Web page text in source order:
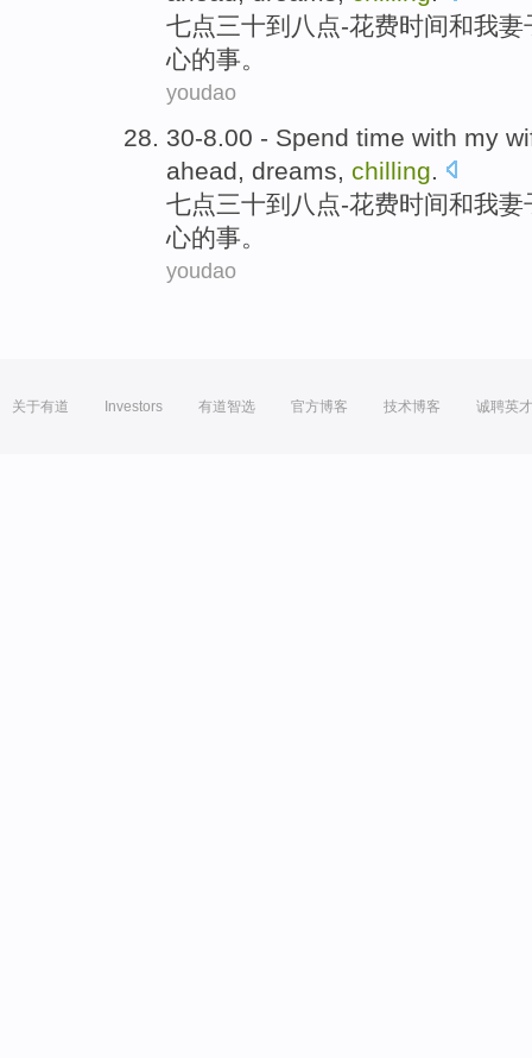
七点三十到 八点-花费时间和我妻
心的事。
youdao
30-8.00 - Spend time with my
ahead
dreams chilling
七点三十到 八点-花费时间和我妻
心的事。
youdao
关于有道 Investors 有道智选 官方博客 技术博客 诚聘英才